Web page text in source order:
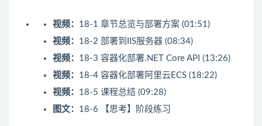
视频： 18-1 章节总览与部署方案 (01:51)
视频： 18-2 部署到IIS服务器 (08:34)
视频： 18-3 容器化部署.NET Core API (13:26)
视频： 18-4 容器化部署阿里云ECS (18:22)
视频： 18-5 课程总结 (09:28)
图文： 18-6 【思考】阶段练习